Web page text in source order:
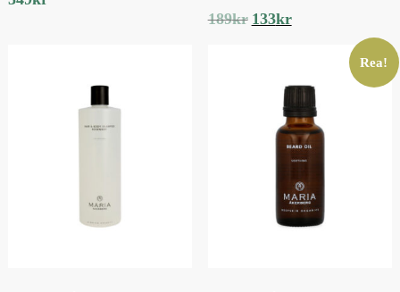
189kr Det
133krDet
Rea!